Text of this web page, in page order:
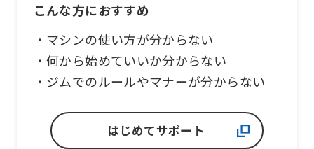
こんな方におすすめ
・マシンの使い方が分からない
・何から始めていいか分からない
・ジムでのルールやマナーが分からない
はじめてサポート
understand
this
before
using
the